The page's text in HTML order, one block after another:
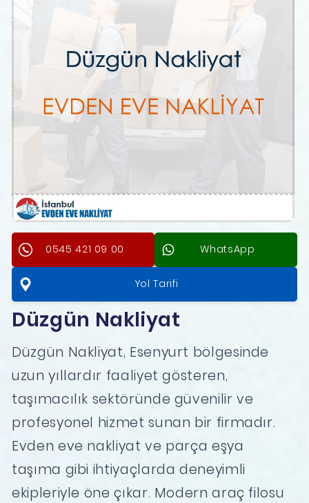
0545 421 09 00 WhatsApp
Yol Tarifi
Düzgün Nakliyat
Düzgün Nakliyat, Esenyurt bölgesinde
uzun yıllardır faaliyet gösteren,
taşımacılık sektöründe güvenilir ve
profesyonel hizmet sunan bir firmadır.
Evden eve nakliyat ve parça eşya
taşıma gibi ihtiyaçlarda deneyimli
ekipleriyle öne çıkar. Modern araç filosu